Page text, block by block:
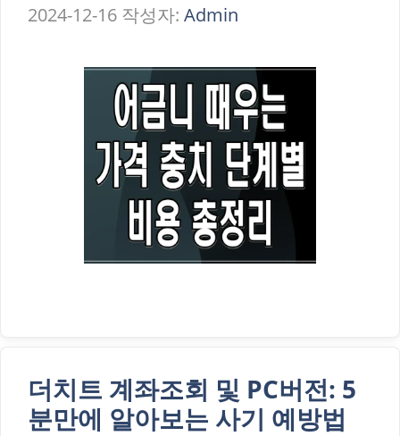
2024-12-16 작성자: Admin
더치트 계좌조회 및 PC버전: 5
분만에 알아보는 사기 예방법